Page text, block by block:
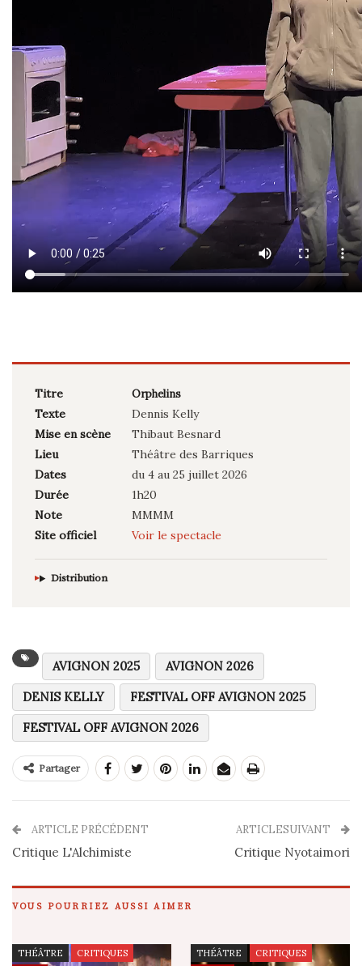
Titre Orphelins
Texte
Dennis Kelly
Mise en scène
Thibaut Besnard
Lieu
Théâtre des Barriques
Dates
du 4 au 25 juillet 2026
Durée
1h20
Note
MMMM
Site officiel
Voir le spectacle
Distribution
AVIGNON 2025
AVIGNON 2026
DENIS KELLY
FESTIVAL OFF AVIGNON 2025
FESTIVAL OFF AVIGNON 2026
Partager
ARTICLE PRÉCÉDENT
Critique L'Alchimiste
ARTICLESUIVANT
Critique Nyotaimori
VOUS POURRIEZ AUSSI AIMER
THÉÂTRE
CRITIQUES
THÉÂTRE
CRITIQUES